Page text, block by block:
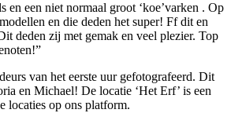
en een niet normaal groot ‘koe’varken . Op
en die deden het super! Ff dit en
deden zij met gemak en veel plezier. Top
van het eerste uur gefotografeerd. Dit
en Michael! De locatie ‘Het Erf’ is een
locaties op ons platform.